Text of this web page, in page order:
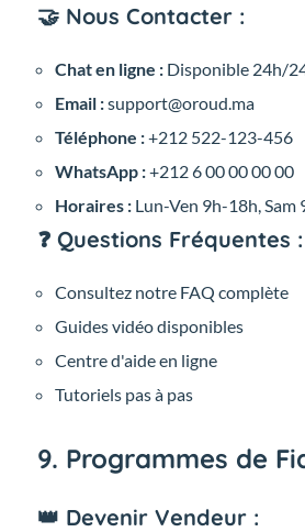
🤝 Nous Contacter :
Chat en ligne : Disponible 24h/
Email :support@oroud.ma
Téléphone :+212 522-123-456
WhatsApp :+212 6 00 00 00 00
Horaires : Lun-Ven 9h-18h, Sam
❓ Questions Fréquentes :
Consultez notre FAQ complète
Guides vidéo disponibles
Centre d'aide en ligne
Tutoriels pas à pas
9. Programmes de
👑 Devenir Vendeur :